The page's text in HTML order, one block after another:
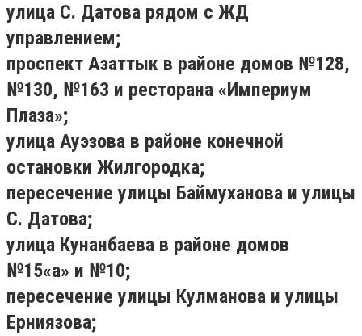
улица С. Датова рядом с ЖД
управлением;
проспект Азаттык в районе домов №128,
№130, №163 и ресторана «Империум
Плаза»;
улица Ауэзова в районе конечной
остановки Жилгородка;
пересечение улицы Баймуханова и улицы
С. Датова;
улица Кунанбаева в районе домов
№15«а» и №10;
пересечение улицы Кулманова и улицы
Ерниязова;